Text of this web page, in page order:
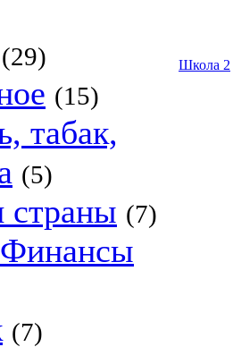
(29)
(15)
табак,
(5)
страны (7)
(7)
Школа 2